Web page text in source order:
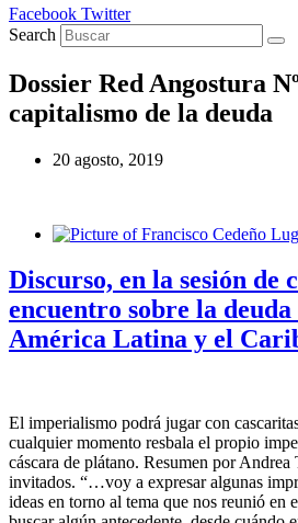
Facebook Twitter
Search
Dossier Red Angostura
capitalismo de la deuda
20 agosto, 2019
Discurso, en la sesión de
encuentro sobre la
América Latina y el
El imperialismo podrá jugar con
cualquier momento resbala el propio
cáscara de plátano. Resumen por
invitados. “…voy a expresar algunas
ideas en torno al tema que nos reunió en